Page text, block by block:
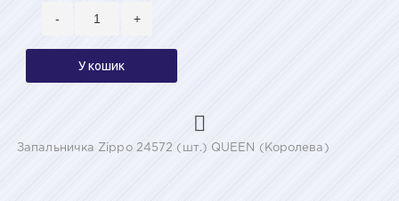
- +
У кошик
Запальничка Zippo 24572 (шт.) QUEEN (Королева)